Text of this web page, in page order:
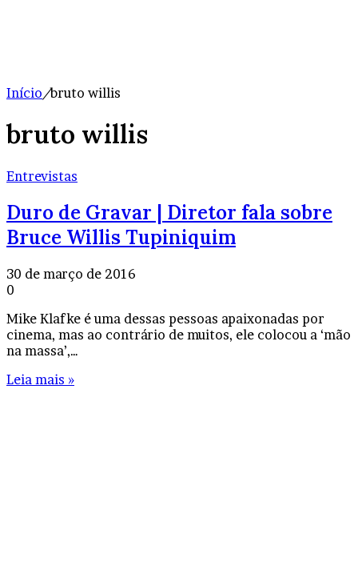
Início/bruto willis
bruto willis
Entrevistas
Duro de Gravar | Diretor fala sobre
Bruce Willis Tupiniquim
30 de março de 2016
0
Mike Klafke é uma dessas pessoas apaixonadas por
cinema, mas ao contrário de muitos, ele colocou a ‘mão
na massa’,…
Leia mais »